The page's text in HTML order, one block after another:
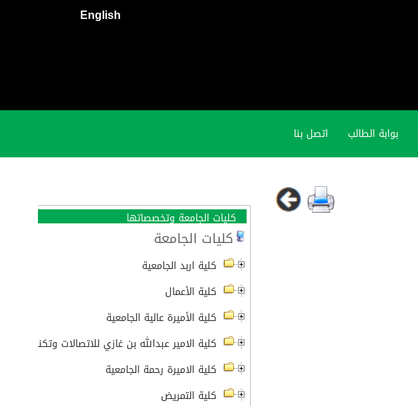
English
بوابة الطالب اتصل بنا
كليات الجامعة وتخصصاتها
كليات الجامعة
كلية اربد الجامعية
كلية الأعمال
كلية الأميرة عالية الجامعية
كلية الامير عبدالله بن غازي للاتصالات وتكنولوجيا
كلية الاميرة رحمة الجامعية
كلية التمريض